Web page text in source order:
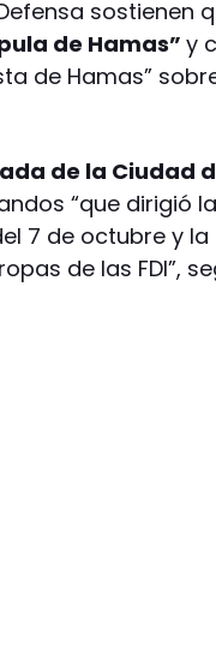
sostienen
de Hamas”y
de Hamas”
de la Ciudad
“que dirigió la
7 de octubre y
de las FDI”,